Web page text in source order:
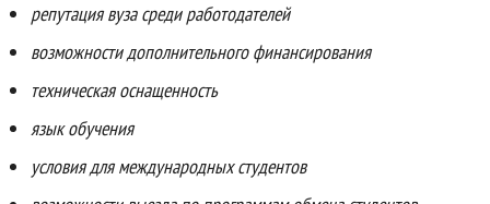
репутация вуза среди работодателей
возможности дополнительного финансирования
техническая оснащенность
язык обучения
условия для международных студентов